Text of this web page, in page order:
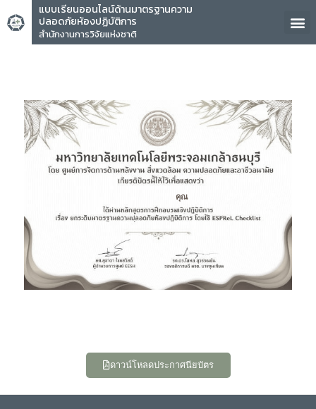
แบบเรียนออนไลน์ด้านมาตรฐานความ
ปลอดภัยห้องปฏิบัติการ
สำนักงานการวิจัยแห่งชาติ
คุณ
ดาวน์โหลดประกาศนียบัตร